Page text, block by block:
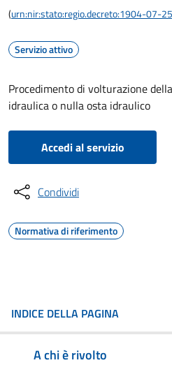
(urn:nir:stato:regio.decreto:1904-07-
Servizio attivo
Procedimento di volturazione
idraulica o nulla osta idraulico
Accedi al servizio
Condividi
Normativa di riferimento
INDICE DELLA PAGINA
A chi è rivolto